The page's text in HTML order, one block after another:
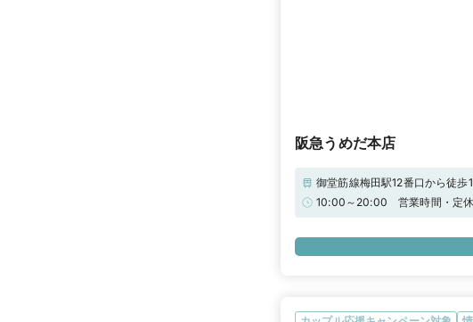
阪急うめだ本店
御堂筋線梅田駅12番口から徒
10:00～20:00 営業時間・定休
ス！ぜひ店頭にてご体感くださ